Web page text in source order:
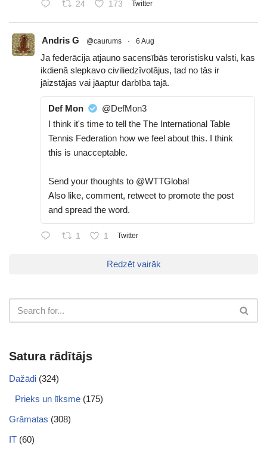
24 173 Twitter
Andris G @caurums · 6 Aug
Ja federācija atjauno sacensībās teroristisku valsti, kas
ikdienā slepkavo civiliedzīvotājus, tad no tās ir
jāizstājas vai jāaptur darbība tajā.
Def Mon
@DefMon3
I think it's time to tell the The International Table
Tennis Federation how we feel about this. I think
this is unacceptable.
Send your thoughts to @WTTGlobal
Also like, comment, retweet to promote the post
and spread the word.
1 1 Twitter
Redzēt vairāk
Satura rādītājs
Dažādi (324)
Prieks un līksme (175)
Grāmatas (308)
IT (60)